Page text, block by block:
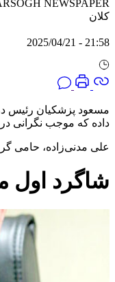
NEWSPAPER
کلان
21:58 - 2025/04/21
مسعود پزشکیان رئیس
داده که موجب نگرانی
علی مدنی‌زاده، حامی
شاگرد اول